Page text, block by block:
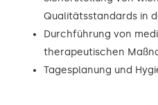
Qualitätsstandards in
Durchführung von
therapeutischen
Tagesplanung und